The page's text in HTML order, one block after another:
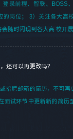
登录前程、智联、BOSS
的岗位； 3）关注各大高
随时闪现到各大高 校开展
还可以再更改吗？
招聘邮箱的简历，不可再
面试环节中更新新的简历